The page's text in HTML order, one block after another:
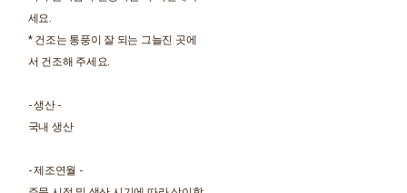
세요.
* 건조는 통풍이 잘 되는 그늘진 곳에
서 건조해 주세요.
- 생산 -
국내 생산
- 제조연월 -